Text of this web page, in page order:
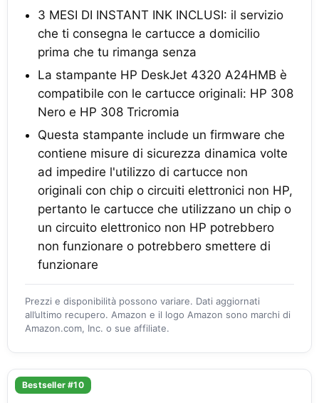
3 MESI DI INSTANT INK INCLUSI: il servizio
che ti consegna le cartucce a domicilio
prima che tu rimanga senza
La stampante HP DeskJet 4320 A24HMB è
compatibile con le cartucce originali: HP 308
Nero e HP 308 Tricromia
Questa stampante include un firmware che
contiene misure di sicurezza dinamica volte
ad impedire l'utilizzo di cartucce non
originali con chip o circuiti elettronici non HP,
pertanto le cartucce che utilizzano un chip o
un circuito elettronico non HP potrebbero
non funzionare o potrebbero smettere di
funzionare
Prezzi e disponibilità possono variare. Dati aggiornati
all’ultimo recupero. Amazon e il logo Amazon sono marchi di
Amazon.com, Inc. o sue affiliate.
Bestseller #10